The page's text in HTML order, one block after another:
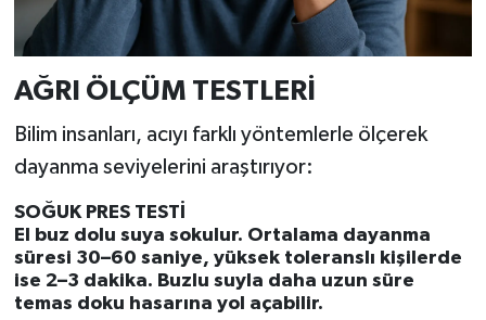
AĞRI ÖLÇÜM TESTLERİ
Bilim insanları, acıyı farklı yöntemlerle ölçerek
dayanma seviyelerini araştırıyor:
SOĞUK PRES TESTİ
El buz dolu suya sokulur. Ortalama dayanma
süresi 30–60 saniye, yüksek toleranslı kişilerde
ise 2–3 dakika. Buzlu suyla daha uzun süre
temas doku hasarına yol açabilir.
Siyaset
Tavşanlı
Teknoloji
Türkiye